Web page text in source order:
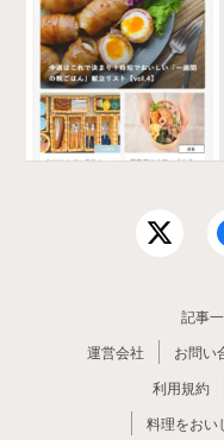
記事
運営会社
お問い
利用規約
料理をおい